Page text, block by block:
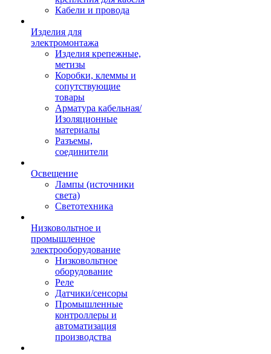
Кабели и провода
Изделия для
электромонтажа
Изделия крепежные,
метизы
Коробки, клеммы и
сопутствующие
товары
Арматура кабельная/
Изоляционные
материалы
Разъемы,
соединители
Освещение
Лампы (источники
света)
Светотехника
Низковольтное и
промышленное
электрооборудование
Низковольтное
оборудование
Реле
Датчики/сенсоры
Промышленные
контроллеры и
автоматизация
производства